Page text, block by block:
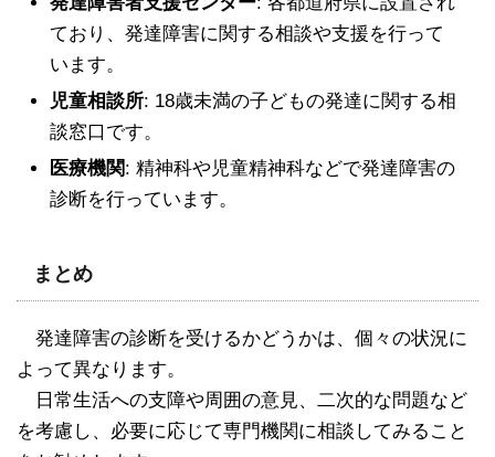
ており、発達障害に関する相談や支援を行って
います。
児童相談所: 18歳未満の子どもの発達に関する相
談窓口です。
医療機関: 精神科や児童精神科などで発達障害の
診断を行っています。
まとめ
発達障害の診断を受けるかどうかは、個々の状況に
よって異なります。
日常生活への支障や周囲の意見、二次的な問題など
を考慮し、必要に応じて専門機関に相談してみること